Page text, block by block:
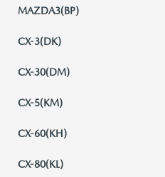
MAZDA3(BP)
CX-3(DK)
CX-30(DM)
CX-5(KM)
CX-60(KH)
CX-80(KL)